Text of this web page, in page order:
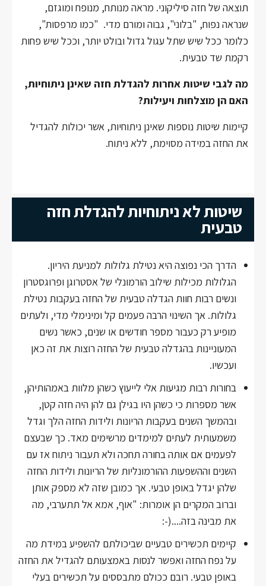
תוצאה של חזה סיליקוני. מראה מנותח, מנופח ומוגזם,
שנראה נפוח, "בלוני", גבוה ומורם מדי. "כמו מרפסות",
כלומר ככל שיש שתל עגול גדול ובולט יותר, וככל שיש פחות
רקמת שד טבעית.
מה לגבי שיטות אחרות להגדלת חזה שאינן ניתוחיות,
האם הן מוצלחות ויעילות?
קיימות שיטות נוספות שאינן ניתוחיות, אשר יכולות להגדיל
את החזה במידה מסוימת, ללא ניתוח.
שיטות לא ניתוחיות להגדלת חזה
טבעית
הדרך הכי נפוצה היא נטילת גלולות למניעת היריון.
הגלולות מכילות שילוב הורמונלי של אסטרוגן ופרוגסטרון
ונשים רבות חוות הגדלה טבעית של החזה בעקבות נטילת
גלולות. אך השינוי הרבה פעמים קל ומינימלי מדי, ולעתים
מופיע רק כעבור מספר חודשים או שנים, כאשר נשים
המעוניינות בהגדלה טבעית של החזה רוצות את זה כאן
ועכשיו.
בחורות רבות מגיעות אלי לייעוץ כשהן מלוות באמהותיהן,
אשר מספרות כי כשהן היו בגילן גם להן היה חזה קטן,
ובהמשך השנים בעקבות הריונות ולידות החזה הלך וגדל
משמעותית לעתים למימדים מרשימים מאד. כך שבעצם
לפעמים אם אותה בחורה תחכה ולא תעבור ניתוח אז עם
השנים וההשפעות ההורמונליות של הריונות ולידות החזה
שלהן יגדל באופן טבעי. אך כמובן שזה לא מספק אותן
וברוב המקרים הן אומרות: "אוף, אמא אל תתערבי, מה
את מבינה בזה....(-:
קיימים תכשירים טבעיים שביכולתם להשפיע במידת מה
על נפח החזה ואפשר לנסות באמצעותם להגדיל את החזה
באופן טבעי. רובם ככולם מתבססים על תכשירים בעלי